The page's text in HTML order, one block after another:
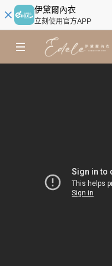
伊黛爾內衣
立刻使用官方APP